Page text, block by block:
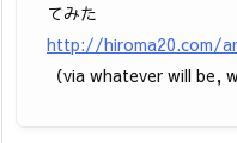
てみた
http://hiroma20.com/
（via whatever will be,